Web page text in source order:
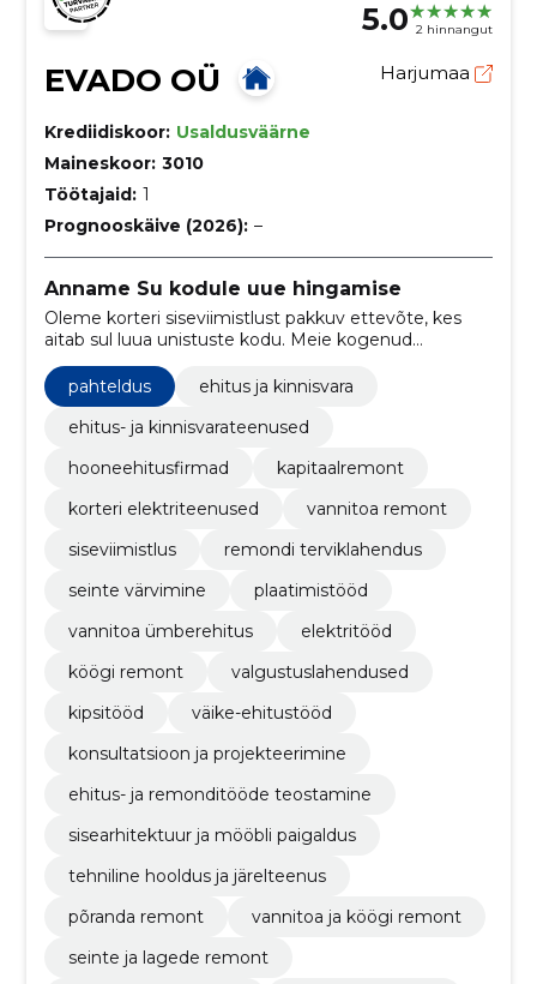
5.0 2 hinnangut
EVADO OÜ Harjumaa
Krediidiskoor: Usaldusväärne
Maineskoor: 3010
Töötajaid: 1
Prognooskäive (2026): –
Anname Su kodule uue hingamise
Oleme korteri siseviimistlust pakkuv ettevõte, kes
aitab sul luua unistuste kodu. Meie kogenud
meeskond aitab sul muuta oma korteri täielikult
uueks ja kaasaegseks elamispinnaks.
pahteldus
ehitus ja kinnisvara
ehitus- ja kinnisvarateenused
hooneehitusfirmad
kapitaalremont
korteri elektriteenused
vannitoa remont
siseviimistlus
remondi terviklahendus
seinte värvimine
plaatimistööd
vannitoa ümberehitus
elektritööd
köögi remont
valgustuslahendused
kipsitööd
väike-ehitustööd
konsultatsioon ja projekteerimine
ehitus- ja remonditööde teostamine
sisearhitektuur ja mööbli paigaldus
tehniline hooldus ja järelteenus
põranda remont
vannitoa ja köögi remont
seinte ja lagede remont